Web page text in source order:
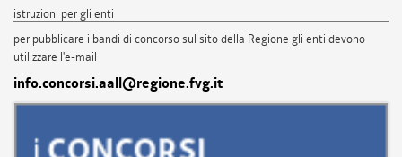
istruzioni per gli enti
per pubblicare i bandi di concorso sul sito della Regione gli enti devono
utilizzare l'e-mail
info.concorsi.aall@regione.fvg.it